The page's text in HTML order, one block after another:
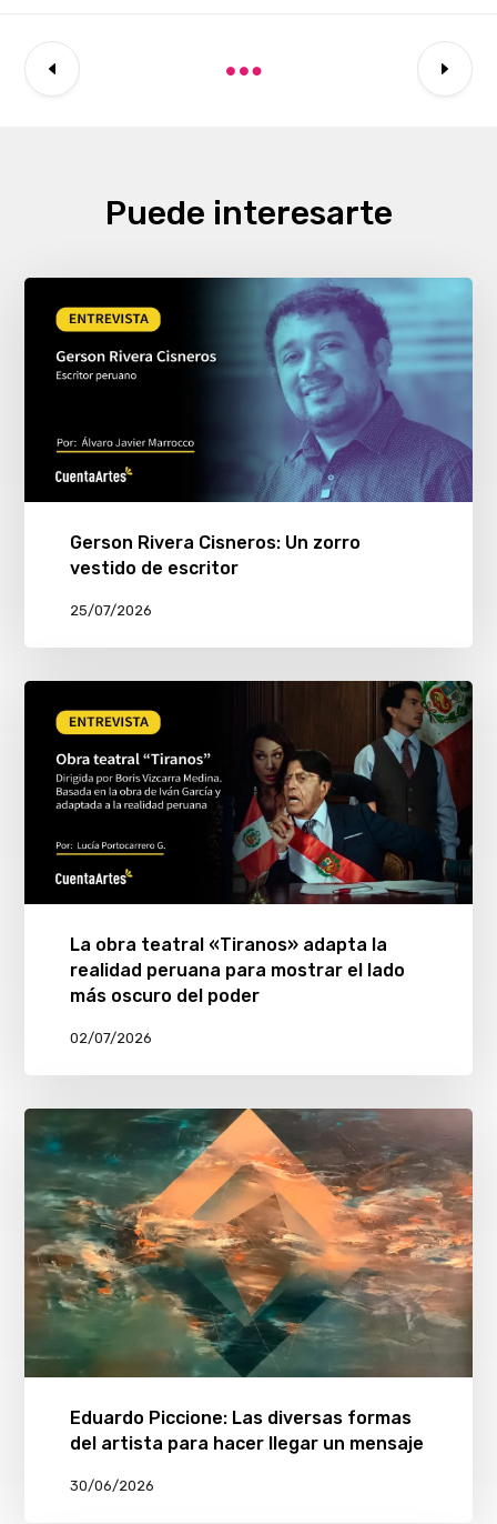
Puede interesarte
Gerson Rivera Cisneros: Un zorro
vestido de escritor
25/07/2026
La obra teatral «Tiranos» adapta la
realidad peruana para mostrar el lado
más oscuro del poder
02/07/2026
Eduardo Piccione: Las diversas formas
del artista para hacer llegar un mensaje
30/06/2026